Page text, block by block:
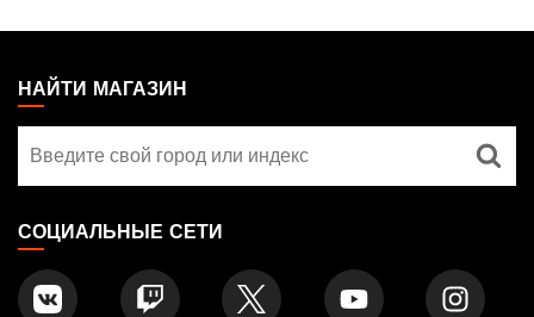
THE
GATHERING
FOOTER
НАЙТИ МАГАЗИН
магазин
СОЦИАЛЬНЫЕ СЕТИ